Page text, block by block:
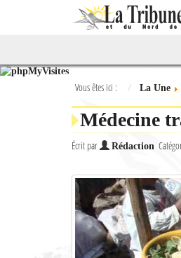
Vous êtes ici : La Une
Médecine
Écrit par Rédaction